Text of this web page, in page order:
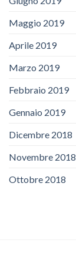
Maggio 2019
Aprile 2019
Marzo 2019
Febbraio 2019
Gennaio 2019
Dicembre 2018
Novembre 2018
Ottobre 2018